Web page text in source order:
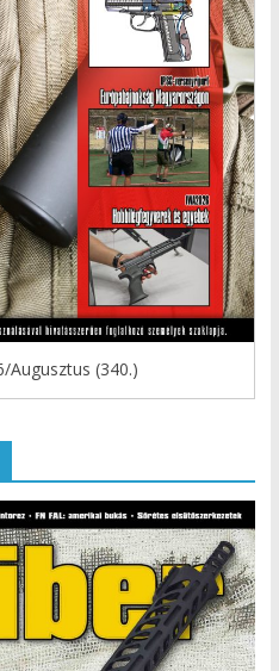
Augusztus (340.)